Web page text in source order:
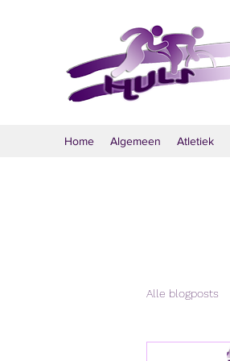
Home Algemeen Atletiek
Alle blogposts